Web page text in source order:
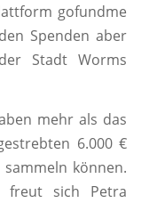
gofundme
Spenden aber
Stadt Worms
mehr als das
6.000 €
können.
freut sich Petra